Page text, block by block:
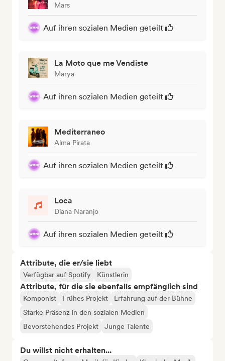
Mars
Auf ihren sozialen Medien geteilt
La Moto que me Vendiste
Marya
Auf ihren sozialen Medien geteilt
Mediterraneo
Alma Pirata
Auf ihren sozialen Medien geteilt
Loca
Diana Naranjo
Auf ihren sozialen Medien geteilt
Attribute, die er/sie liebt
Verfügbar auf Spotify Künstlerin
Attribute, für die sie ebenfalls empfänglich sind
Komponist Frühes Projekt
Erfahrung auf der Bühne
Starke Präsenz in den sozialen Medien
Bevorstehendes Projekt
Junge Talente
Du willst nicht erhalten...